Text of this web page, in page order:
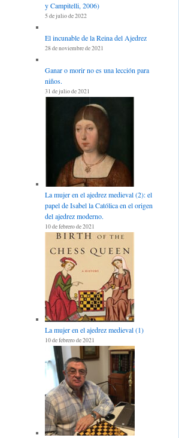
y Campitelli, 2006)
5 de julio de 2022
El incunable de la Reina del Ajedrez
28 de noviembre de 2021
Ganar o morir no es una lección para
niños.
31 de julio de 2021
La mujer en el ajedrez medieval (2): el
papel de Isabel la Católica en el origen
del ajedrez moderno.
10 de febrero de 2021
La mujer en el ajedrez medieval (1)
10 de febrero de 2021